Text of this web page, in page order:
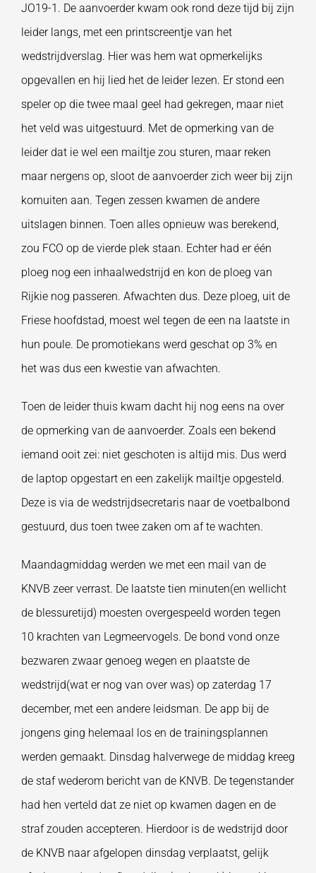
JO19-1. De aanvoerder kwam ook rond deze tijd bij zijn
leider langs, met een printscreentje van het
wedstrijdverslag. Hier was hem wat opmerkelijks
opgevallen en hij lied het de leider lezen. Er stond een
speler op die twee maal geel had gekregen, maar niet
het veld was uitgestuurd. Met de opmerking van de
leider dat ie wel een mailtje zou sturen, maar reken
maar nergens op, sloot de aanvoerder zich weer bij zijn
kornuiten aan. Tegen zessen kwamen de andere
uitslagen binnen. Toen alles opnieuw was berekend,
zou FCO op de vierde plek staan. Echter had er één
ploeg nog een inhaalwedstrijd en kon de ploeg van
Rijkie nog passeren. Afwachten dus. Deze ploeg, uit de
Friese hoofdstad, moest wel tegen de een na laatste in
hun poule. De promotiekans werd geschat op 3% en
het was dus een kwestie van afwachten.
Toen de leider thuis kwam dacht hij nog eens na over
de opmerking van de aanvoerder. Zoals een bekend
iemand ooit zei: niet geschoten is altijd mis. Dus werd
de laptop opgestart en een zakelijk mailtje opgesteld.
Deze is via de wedstrijdsecretaris naar de voetbalbond
gestuurd, dus toen twee zaken om af te wachten.
Maandagmiddag werden we met een mail van de
KNVB zeer verrast. De laatste tien minuten(en wellicht
de blessuretijd) moesten overgespeeld worden tegen
10 krachten van Legmeervogels. De bond vond onze
bezwaren zwaar genoeg wegen en plaatste de
wedstrijd(wat er nog van over was) op zaterdag 17
december, met een andere leidsman. De app bij de
jongens ging helemaal los en de trainingsplannen
werden gemaakt. Dinsdag halverwege de middag kreeg
de staf wederom bericht van de KNVB. De tegenstander
had hen verteld dat ze niet op kwamen dagen en de
straf zouden accepteren. Hierdoor is de wedstrijd door
de KNVB naar afgelopen dinsdag verplaatst, gelijk